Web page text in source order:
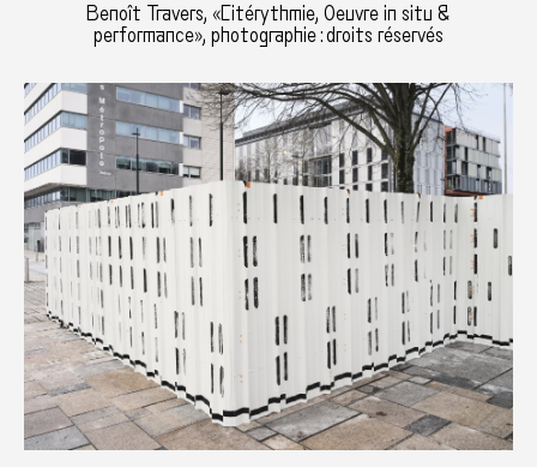
Benoît Travers, «Citérythmie, Oeuvre in situ &
performance», photographie : droits réservés